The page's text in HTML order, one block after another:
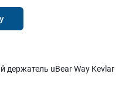
держатель uBear Way Kevlar